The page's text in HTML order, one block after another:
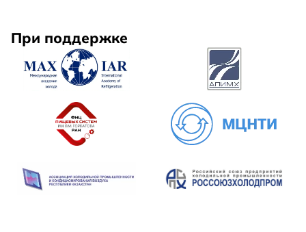
При поддержке